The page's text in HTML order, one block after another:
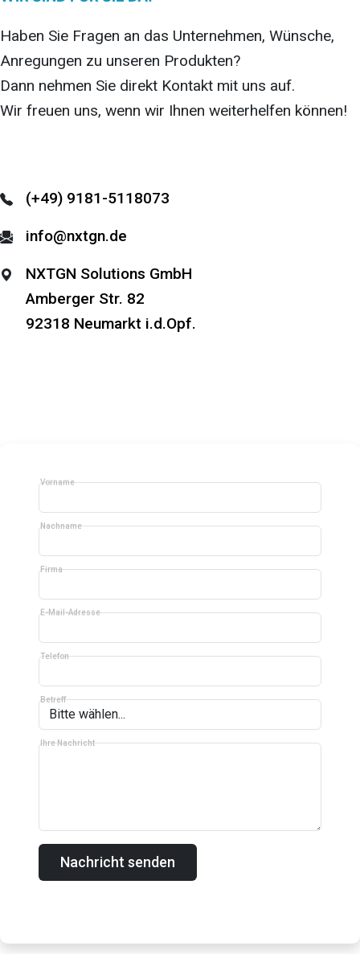
Haben Sie Fragen an das Unternehmen, Wünsche,
Anregungen zu unseren Produkten?
Dann nehmen Sie direkt Kontakt mit uns auf.
Wir freuen uns, wenn wir Ihnen weiterhelfen können!
(+49) 9181-5118073
info@nxtgn.de
NXTGN Solutions GmbH
Amberger Str. 82
92318 Neumarkt i.d.Opf.
Vorname
Nachname
Firma
E-Mail-Adresse
Telefon
Betreff
Ihre Nachricht
Nachricht senden